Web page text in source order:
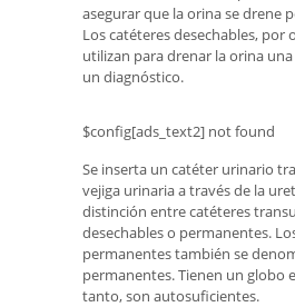
asegurar que la orina se drene
Los catéteres desechables, por
utilizan para drenar la orina
un diagnóstico.
$config[ads_text2] not found
Se inserta un catéter urinario
vejiga urinaria a través de la
distinción entre catéteres
desechables o permanentes.
permanentes también se
permanentes. Tienen un globo
tanto, son autosuficientes.